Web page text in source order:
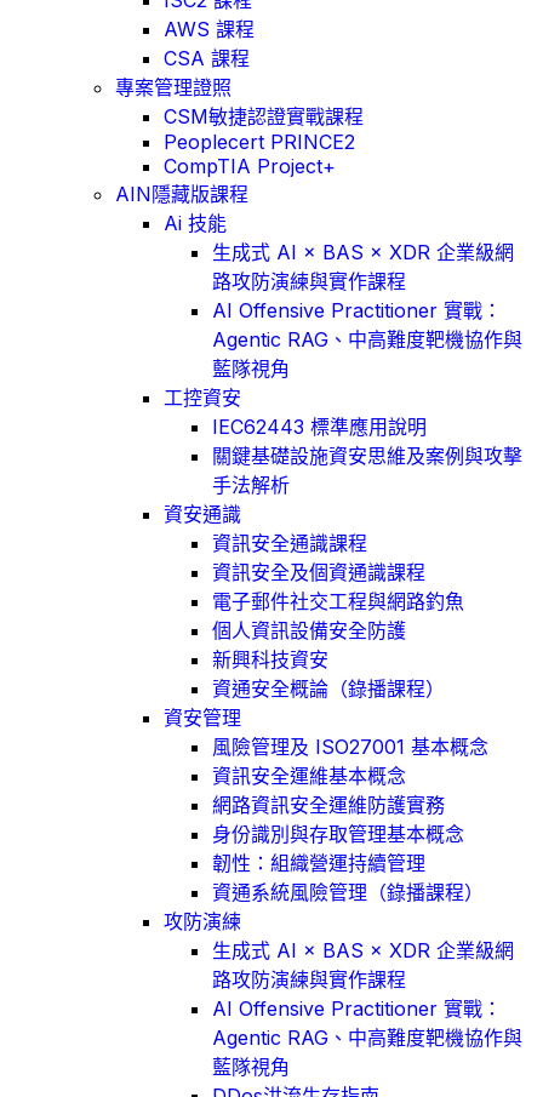
AWS 課程
CSA 課程
專案管理證照
CSM敏捷認證實戰課程
Peoplecert PRINCE2
CompTIA Project+
AIN隱藏版課程
Ai 技能
生成式 AI × BAS × XDR 企業級網
路攻防演練與實作課程
AI Offensive Practitioner 實戰：
Agentic RAG、中高難度靶機協作與
藍隊視角
工控資安
IEC62443 標準應用說明
關鍵基礎設施資安思維及案例與攻擊
手法解析
資安通識
資訊安全通識課程
資訊安全及個資通識課程
電子郵件社交工程與網路釣魚
個人資訊設備安全防護
新興科技資安
資通安全概論（錄播課程）
資安管理
風險管理及 ISO27001 基本概念
資訊安全運維基本概念
網路資訊安全運維防護實務
身份識別與存取管理基本概念
韌性：組織營運持續管理
資通系統風險管理（錄播課程）
攻防演練
生成式 AI × BAS × XDR 企業級網
路攻防演練與實作課程
AI Offensive Practitioner 實戰：
Agentic RAG、中高難度靶機協作與
藍隊視角